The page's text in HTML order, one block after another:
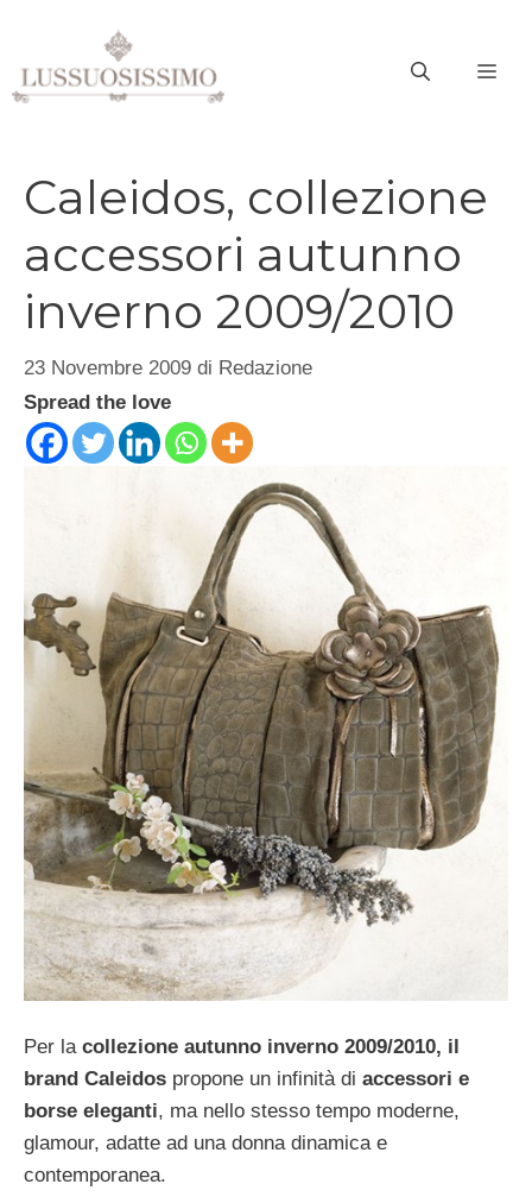
contenuto
Caleidos, collezione
accessori autunno
inverno 2009/2010
23 Novembre 2009 di Redazione
Spread the love
Per la collezione autunno inverno 2009/2010, il
brand Caleidos propone un infinità di accessori e
borse eleganti, ma nello stesso tempo moderne,
glamour, adatte ad una donna dinamica e
contemporanea.